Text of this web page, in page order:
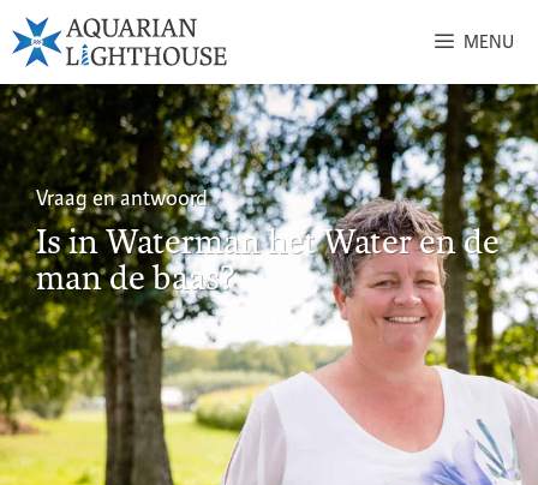
MENU
Vraag en antwoord
Is in Waterman het Water en de
man de baas?